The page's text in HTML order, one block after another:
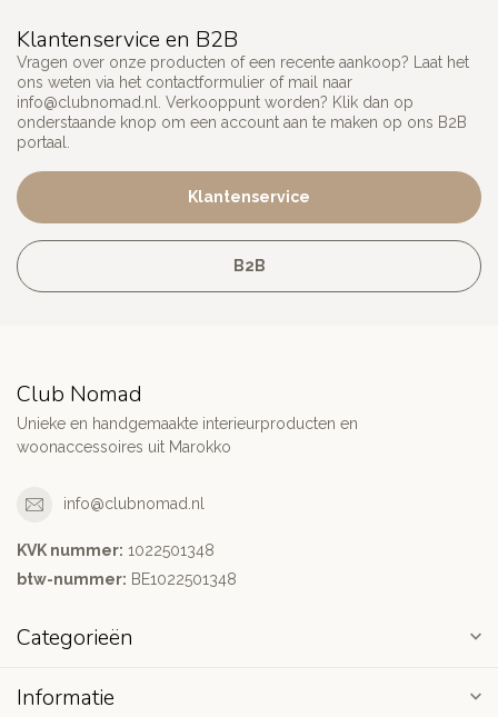
Klantenservice en B2B
Vragen over onze producten of een recente aankoop? Laat het
ons weten via het contactformulier of mail naar
info@clubnomad.nl
. Verkooppunt worden? Klik dan op
onderstaande knop om een account aan te maken op ons B2B
portaal.
Klantenservice
B2B
Club Nomad
Unieke en handgemaakte interieurproducten en
woonaccessoires uit Marokko
info@clubnomad.nl
KVK nummer: 1022501348
btw-nummer: BE1022501348
Categorieën
Informatie